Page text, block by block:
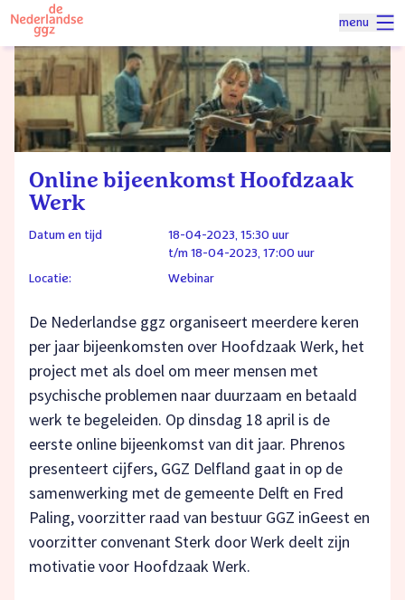
Spring naar hoofdinhoud
menu
Online bijeenkomst Hoofdzaak
Werk
Datum en tijd
18-04-2023, 15:30 uur
t/m 18-04-2023, 17:00 uur
Locatie:
Webinar
De Nederlandse ggz organiseert meerdere keren
per jaar bijeenkomsten over Hoofdzaak Werk, het
project met als doel om meer mensen met
psychische problemen naar duurzaam en betaald
werk te begeleiden. Op dinsdag 18 april is de
eerste online bijeenkomst van dit jaar. Phrenos
presenteert cijfers, GGZ Delfland gaat in op de
samenwerking met de gemeente Delft en Fred
Paling, voorzitter raad van bestuur GGZ inGeest en
voorzitter convenant Sterk door Werk deelt zijn
motivatie voor Hoofdzaak Werk.